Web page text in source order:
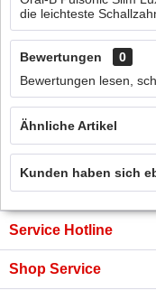
die leichteste
Bewertungen
0
Bewertungen lesen,
Ähnliche Artikel
Kunden haben sich
Service Hotline
Shop Service